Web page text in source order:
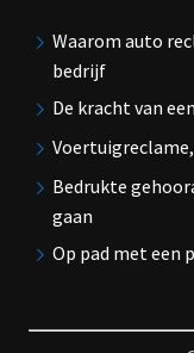
Waarom auto
bedrijf
De kracht van
Bedrukte
gaan
Op pad met een